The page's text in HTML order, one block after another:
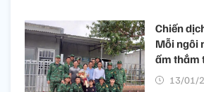
Chiến
Mỗi ngôi
ấm thắm
13/01/